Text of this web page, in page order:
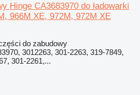
Hinge CA3683970 do ładowarki
966M XE, 972M, 972M XE
do zabudowy
3012263, 301-2263, 319-7849,
301-2261,...